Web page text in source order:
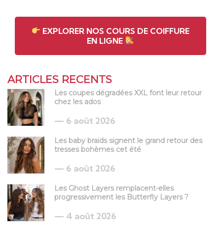
EXPLORER NOS COURS DE COIFFURE
EN LIGNE
ARTICLES RECENTS
Les coupes dégradées XXL font leur retour
chez les ados
6 août 2026
Les baby braids signent le grand retour des
tresses bohèmes cet été
6 août 2026
Les Ghost Layers remplacent-elles
progressivement les Butterfly Layers ?
4 août 2026